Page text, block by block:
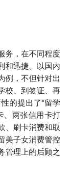
务，在不同程度
和迅捷。以国内
例，不但针对出
校、到签证、再
的提出了“留学
、两张信用卡打
、刷卡消费和取
美子女消费管控
管理上的后顾之